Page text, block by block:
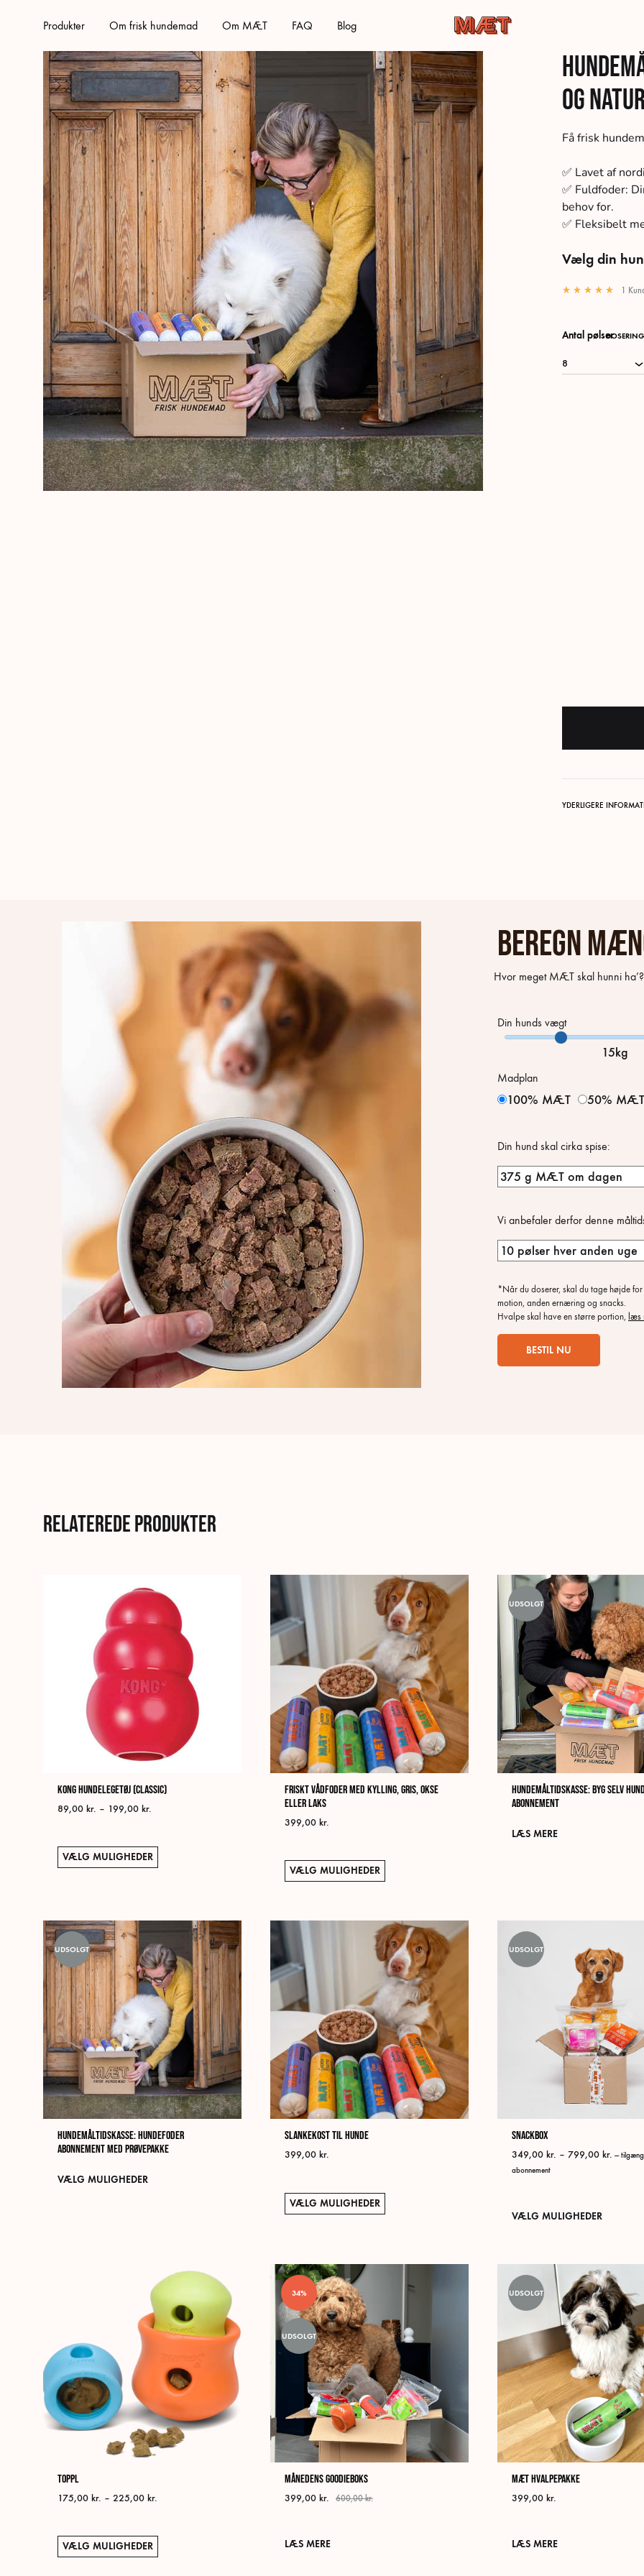
Produkter Om frisk hundemad Om MÆT FAQ
Blog
Hundemad
af
de
bedste
råvarer
og
Få frisk
✅ Lavet af
✅ Fuldfoder:
behov for.
✅ Fleksibelt
Vælg din
1
Antal pølserDOSERING
YDERLIGERE
Beregn
Hvor meget MÆT skal hunni
Din hunds vægt
15kg
Madplan
100% MÆT 50% MÆT
Din hund skal cirka spise:
Vi anbefaler derfor denne
*Når du doserer, skal du tage højde for
motion, anden ernæring og snacks.
Hvalpe skal have en større portion, læs
Relaterede produkter
KONG Hundelegetøj (Classic)
89,00 kr. – 199,00 kr.
199,00 kr.
VÆLG MULIGHEDER
varianter.
Mulighederne
kan
vælges
på
varesiden
Friskt Vådfoder med kylling, gris, okse
eller laks
399,00 kr.
VÆLG MULIGHEDER
flere
varianter.
Mulighederne
UDSOLGT
Hundemåltidskasse: Byg Selv
Abonnement
LÆS MERE
UDSOLGT
Hundemåltidskasse: Hundefoder
Abonnement med Prøvepakke
VÆLG MULIGHEDER
Mulighederne
vælges
på
varesiden
Slankekost til hunde
399,00 kr.
VÆLG MULIGHEDER
Mulighederne
UDSOLGT
Snackbox
349,00 kr. – 799,00 kr. —
abonnement
VÆLG MULIGHEDER
Toppl
175,00 kr. – 225,00 kr.
VÆLG MULIGHEDER
34%
UDSOLGT
Månedens Goodieboks
399,00 kr. 600,00kr.
LÆS MERE
UDSOLGT
MÆT Hvalpepakke
399,00 kr.
LÆS MERE